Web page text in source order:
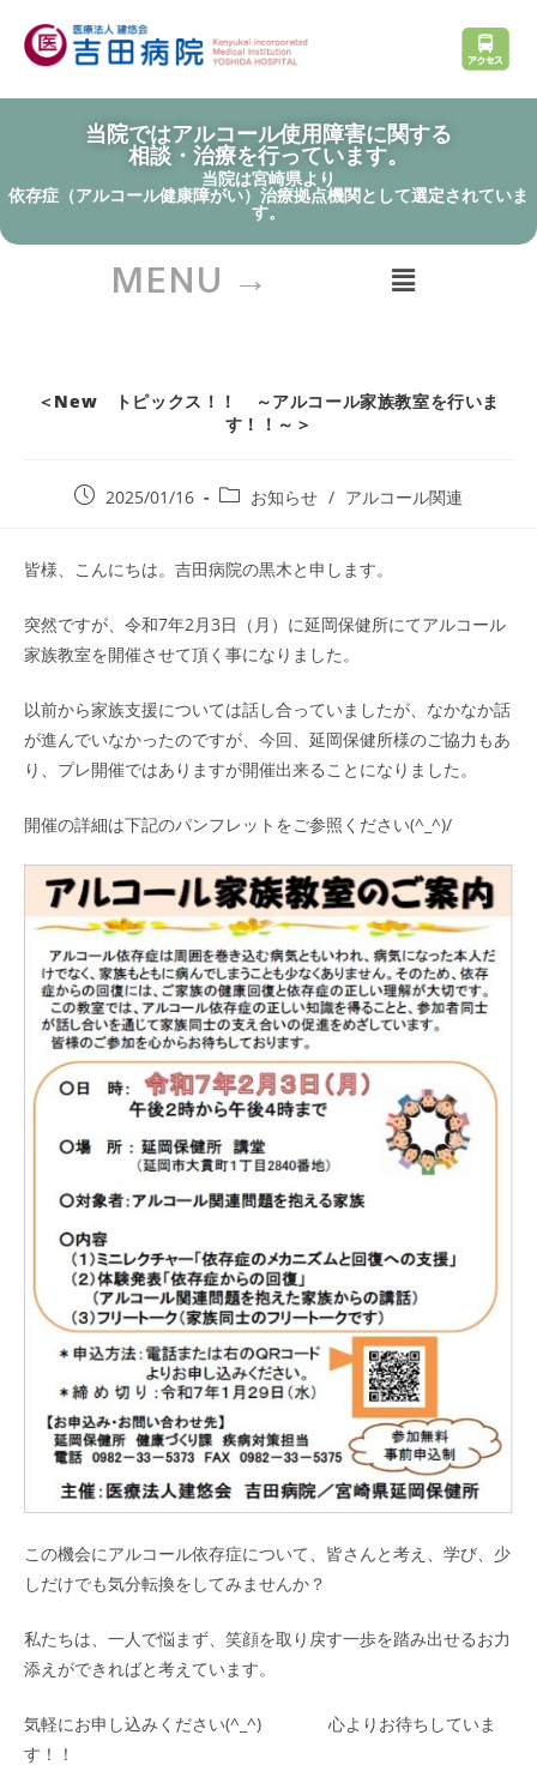
当院ではアルコール使用障害に関する
相談・治療を行っています。
当院は宮崎県より
依存症（アルコール健康障がい）治療拠点機関として選定されていま
す。
MENU →
＜New トピックス！！ ～アルコール家族教室を行いま
す！！～＞
2025/01/16 お知らせ / アルコール関連
皆様、こんにちは。吉田病院の黒木と申します。
突然ですが、令和7年2月3日（月）に延岡保健所にてアルコール
家族教室を開催させて頂く事になりました。
以前から家族支援については話し合っていましたが、なかなか話
が進んでいなかったのですが、今回、延岡保健所様のご協力もあ
り、プレ開催ではありますが開催出来ることになりました。
開催の詳細は下記のパンフレットをご参照ください(^_^)/
この機会にアルコール依存症について、皆さんと考え、学び、少
しだけでも気分転換をしてみませんか？
私たちは、一人で悩まず、笑顔を取り戻す一歩を踏み出せるお力
添えができればと考えています。
気軽にお申し込みください(^_^) 心よりお待ちしていま
す！！